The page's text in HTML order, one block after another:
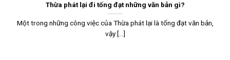
Thừa phát lại đi tống đạt những văn bản gì?
Một trong những công việc của Thừa phát lại là tống đạt văn bản,
vậy [...]